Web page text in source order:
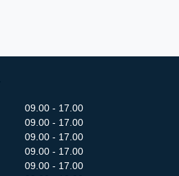
09.00 - 17.00
09.00 - 17.00
09.00 - 17.00
09.00 - 17.00
09.00 - 17.00